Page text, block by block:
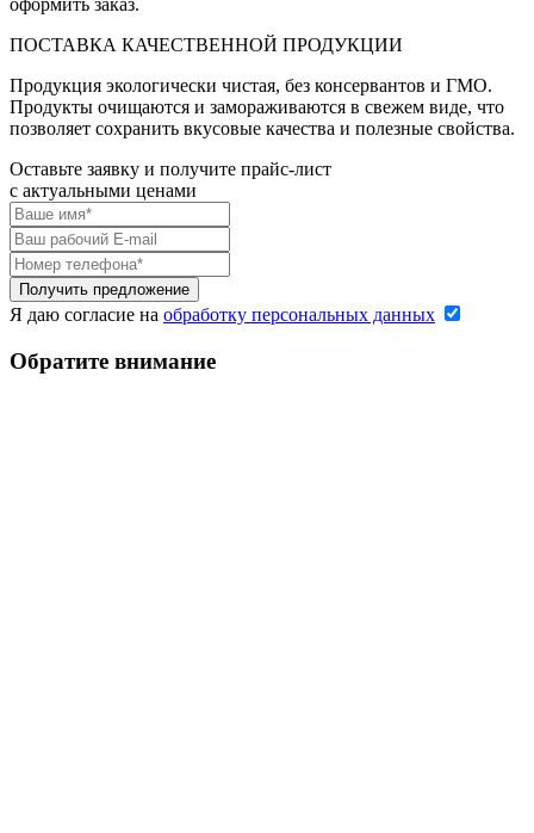
оформить заказ.
ПОСТАВКА КАЧЕСТВЕННОЙ ПРОДУКЦИИ
Продукция экологически чистая, без консервантов и ГМО.
Продукты очищаются и замораживаются в свежем виде, что
позволяет сохранить вкусовые качества и полезные свойства.
Оставьте заявку и получите прайс-лист
c актуальными ценами
Я даю согласие на обработку персональных данных
Обратите внимание